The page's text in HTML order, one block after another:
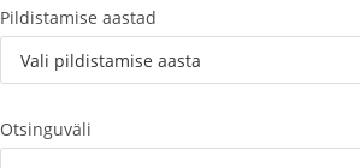
Pildistamise aastad
Otsinguväli